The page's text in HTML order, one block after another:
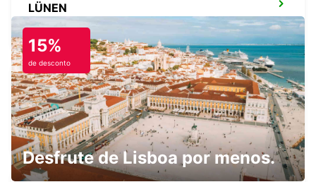
LÜNEN
LUENEN - GERMANY
BERGKAMEN
BERGKAMEN - GERMANY
15%
de desconto
Desfrute de Lisboa por menos.